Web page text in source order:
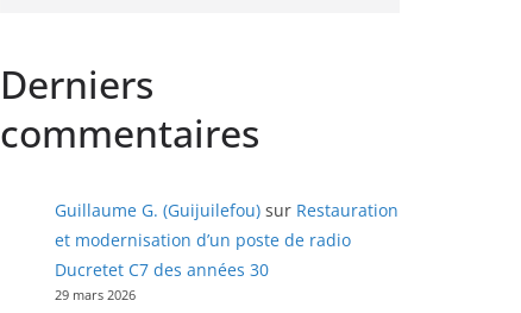
Derniers
commentaires
Guillaume G. (Guijuilefou)sur Restauration
et modernisation d’un poste de radio
Ducretet C7 des années 30
29 mars 2026